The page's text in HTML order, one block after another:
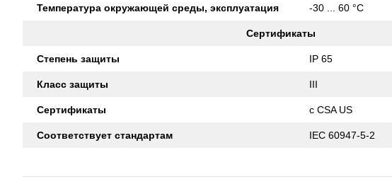
Температура окружающей среды, эксплуатация -30 ... 60 °C
Сертификаты
Степень защиты IP 65
Класс защиты III
Сертификаты c CSA US
Соответствует стандартам IEC 60947-5-2